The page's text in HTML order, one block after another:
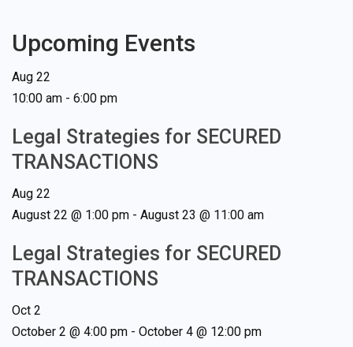
Upcoming Events
Aug 22
10:00 am - 6:00 pm
Legal Strategies for SECURED
TRANSACTIONS
Aug 22
August 22 @ 1:00 pm - August 23 @ 11:00 am
Legal Strategies for SECURED
TRANSACTIONS
Oct 2
October 2 @ 4:00 pm - October 4 @ 12:00 pm